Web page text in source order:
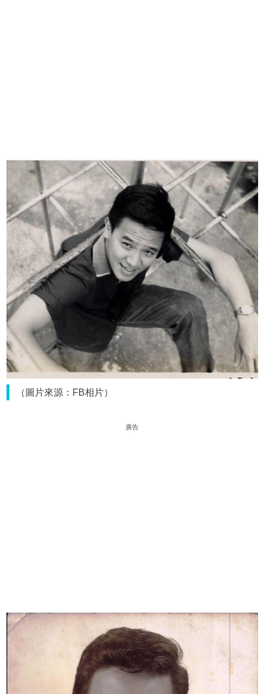
（圖片來源：FB相片）
廣告